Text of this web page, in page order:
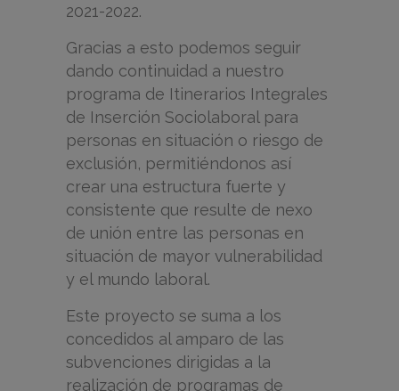
2021-2022.
Gracias a esto podemos seguir
dando continuidad a nuestro
programa de Itinerarios Integrales
de Inserción Sociolaboral para
personas en situación o riesgo de
exclusión, permitiéndonos así
crear una estructura fuerte y
consistente que resulte de nexo
de unión entre las personas en
situación de mayor vulnerabilidad
y el mundo laboral.
Este proyecto se suma a los
concedidos al amparo de las
subvenciones dirigidas a la
realización de programas de